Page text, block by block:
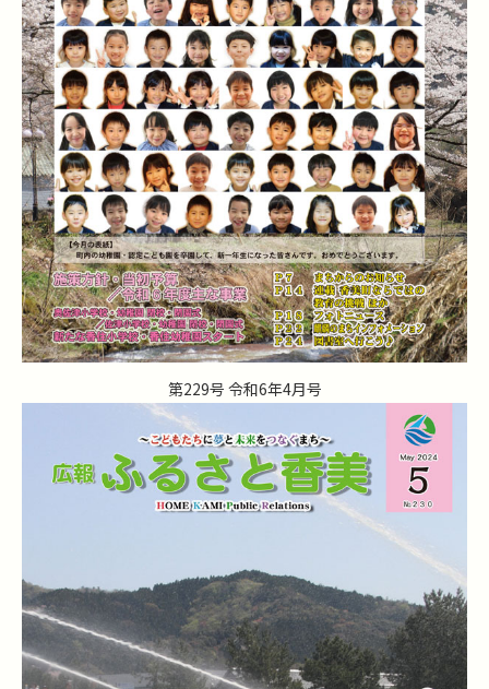
第229号 令和6年4月号